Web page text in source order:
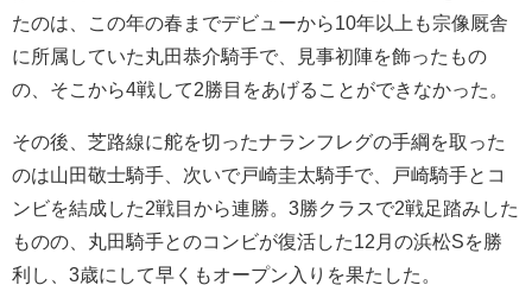
たのは、この年の春までデビューから10年以上も宗像厩舎
に所属していた丸田恭介騎手で、見事初陣を飾ったもの
の、そこから4戦して2勝目をあげることができなかった。
その後、芝路線に舵を切ったナランフレグの手綱を取った
のは山田敬士騎手、次いで戸崎圭太騎手で、戸崎騎手とコ
ンビを結成した2戦目から連勝。3勝クラスで2戦足踏みした
ものの、丸田騎手とのコンビが復活した12月の浜松Sを勝
利し、3歳にして早くもオープン入りを果たした。